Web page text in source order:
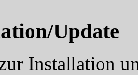
Update
Installation